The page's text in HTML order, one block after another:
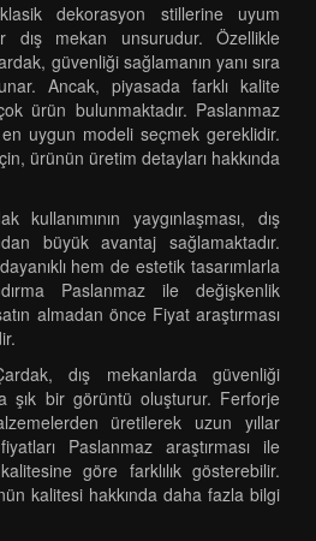
dekorasyon stillerine uyum
dış mekan unsurudur. Özellikle
güvenliği sağlamanın yanı sıra
Ancak, piyasada farklı kalite
ürün bulunmaktadır. Paslanmaz
en uygun modeli seçmek gereklidir.
ürünün üretim detayları hakkında
kullanımının yaygınlaşması, dış
büyük avantaj sağlamaktadır.
hem de estetik tasarımlarla
Paslanmaz ile değişkenlik
almadan önce Fiyat araştırması
dış mekanlarda güvenliği
şık bir görüntü oluşturur. Ferforje
üretilerek uzun yıllar
Paslanmaz araştırması ile
göre farklılık gösterebilir.
kalitesi hakkında daha fazla bilgi